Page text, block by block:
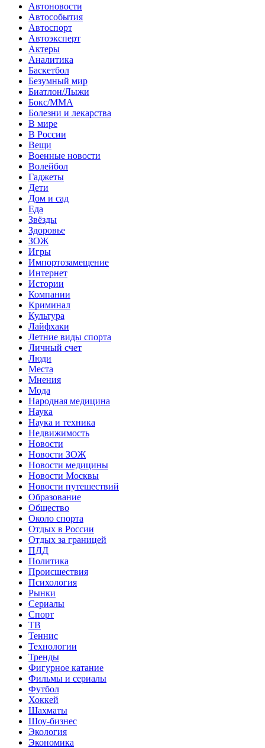
Автоновости
Автособытия
Автоспорт
Автоэксперт
Актеры
Аналитика
Баскетбол
Безумный мир
Биатлон/Лыжи
Бокс/MMA
Болезни и лекарства
В мире
В России
Вещи
Военные новости
Волейбол
Гаджеты
Дети
Дом и сад
Еда
Звёзды
Здоровье
ЗОЖ
Игры
Импортозамещение
Интернет
Истории
Компании
Криминал
Культура
Лайфхаки
Летние виды спорта
Личный счет
Люди
Места
Мнения
Мода
Народная медицина
Наука
Наука и техника
Недвижимость
Новости
Новости ЗОЖ
Новости медицины
Новости Москвы
Новости путешествий
Образование
Общество
Около спорта
Отдых в России
Отдых за границей
ПДД
Политика
Происшествия
Психология
Рынки
Сериалы
Спорт
ТВ
Теннис
Технологии
Тренды
Фигурное катание
Фильмы и сериалы
Футбол
Хоккей
Шахматы
Шоу-бизнес
Экология
Экономика